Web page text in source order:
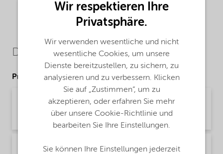
Downloads
Product Data Sheets
PDS Aromox 14D-W970 EMEIA (English)
Product Data Sheet | application/pdf (34,5 KB) | English
PDS Aromox 14D-W970 NA (English)
Wir respektieren Ihre
Privatsphäre.
Wir verwenden wesentliche und nicht
wesentliche Cookies, um unsere
Dienste bereitzustellen, zu sichern, zu
analysieren und zu verbessern. Klicken
Sie auf „Zustimmen“, um zu
akzeptieren, oder erfahren Sie mehr
über unsere Cookie-Richtlinie und
bearbeiten Sie Ihre Einstellungen.
Sie können Ihre Einstellungen jederzeit